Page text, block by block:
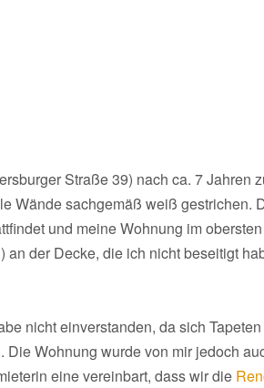
Straße 39) nach ca. 7 Jahren
Wände sachgemäß weiß gestrichen.
und meine Wohnung im
) an der Decke, die ich nicht beseitigt
nicht einverstanden, da sich
Die Wohnung wurde von mir jedoch
eine vereinbart, dass wir die